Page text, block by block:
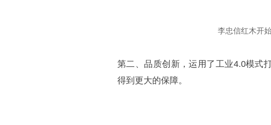
李忠信红木开
第二、品质创新，运用了工业4.0模式
得到更大的保障。